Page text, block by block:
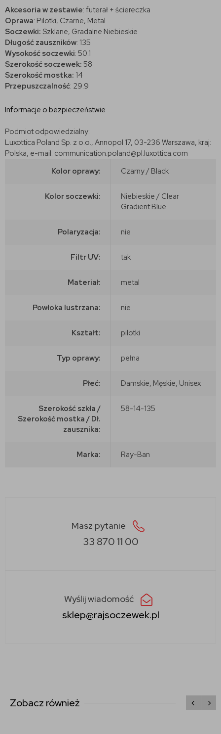
Akcesoria w zestawie: futerał + ściereczka
Oprawa: Pilotki, Czarne, Metal
Soczewki: Szklane, Gradalne Niebieskie
Długość zauszników: 135
Wysokość soczewki: 50.1
Szerokość soczewek: 58
Szerokość mostka: 14
Przepuszczalność: 29.9
Informacje o bezpieczeństwie
Podmiot odpowiedzialny:
Luxottica Poland Sp. z o.o., Annopol 17, 03-236 Warszawa, kraj:
Polska, e-mail: communication.poland@pl.luxottica.com
Kolor oprawy:
Czarny / Black
Kolor soczewki:
Niebieskie / Clear
Gradient Blue
Polaryzacja: nie
Filtr UV: tak
Materiał: metal
Powłoka lustrzana: nie
Kształt: pilotki
Typ oprawy: pełna
Płeć: Damskie, Męskie, Unisex
Szerokość szkła /
Szerokość mostka / Dł.
zausznika:
58-14-135
Marka: Ray-Ban
Masz pytanie
33 870 11 00
Wyślij wiadomość
sklep@rajsoczewek.pl
Zobacz również